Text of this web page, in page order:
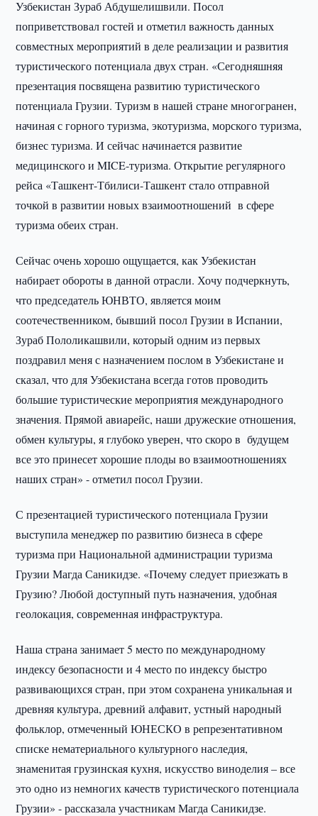
Узбекистан Зураб Абдушелишвили. Посол
поприветствовал гостей и отметил важность данных
совместных мероприятий в деле реализации и развития
туристического потенциала двух стран. «Сегодняшняя
презентация посвящена развитию туристического
потенциала Грузии. Туризм в нашей стране многогранен,
начиная с горного туризма, экотуризма, морского туризма,
бизнес туризма. И сейчас начинается развитие
медицинского и MICE-туризма. Открытие регулярного
рейса «Ташкент-Тбилиси-Ташкент стало отправной
точкой в развитии новых взаимоотношений в сфере
туризма обеих стран.
Сейчас очень хорошо ощущается, как Узбекистан
набирает обороты в данной отрасли. Хочу подчеркнуть,
что председатель ЮНВТО, является моим
соотечественником, бывший посол Грузии в Испании,
Зураб Пололикашвили, который одним из первых
поздравил меня с назначением послом в Узбекистане и
сказал, что для Узбекистана всегда готов проводить
большие туристические мероприятия международного
значения. Прямой авиарейс, наши дружеские отношения,
обмен культуры, я глубоко уверен, что скоро в будущем
все это принесет хорошие плоды во взаимоотношениях
наших стран» - отметил посол Грузии.
С презентацией туристического потенциала Грузии
выступила менеджер по развитию бизнеса в сфере
туризма при Национальной администрации туризма
Грузии Магда Саникидзе. «Почему следует приезжать в
Грузию? Любой доступный путь назначения, удобная
геолокация, современная инфраструктура.
Наша страна занимает 5 место по международному
индексу безопасности и 4 место по индексу быстро
развивающихся стран, при этом сохранена уникальная и
древняя культура, древний алфавит, устный народный
фольклор, отмеченный ЮНЕСКО в репрезентативном
списке нематериального культурного наследия,
знаменитая грузинская кухня, искусство виноделия – все
это одно из немногих качеств туристического потенциала
Грузии» - рассказала участникам Магда Саникидзе.